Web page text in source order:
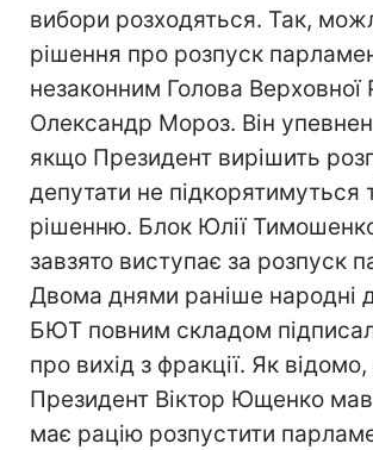
вибори розходяться. Так,
рішення про розпуск
незаконним Голова Верховної
Олександр Мороз. Він
якщо Президент вирішить
депутати не підкорятимуться
рішенню. Блок Юлії
завзято виступає за розпуск
Двома днями раніше народні
БЮТ повним складом
про вихід з фракції. Як
Президент Віктор Ющенко
має рацію розпустити